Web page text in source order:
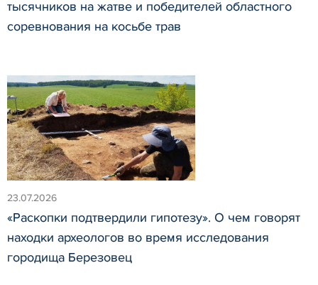
тысячников на жатве и победителей областного
соревнования на косьбе трав
23.07.2026
«Раскопки подтвердили гипотезу». О чем говорят
находки археологов во время исследования
городища Березовец